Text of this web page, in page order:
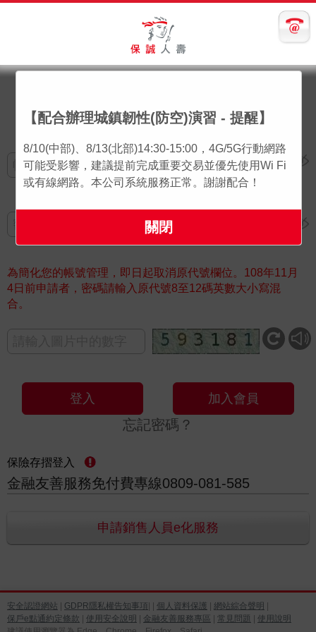
歡迎使用「保戶ｅ點通」
為簡化您的帳號管理，即日起取消原代號欄位。108年11月
4日前申請者，密碼請輸入原代號8至12碼英數大小寫混
合。
登入 加入會員
忘記密碼？
保險存摺登入
金融友善服務免付費專線0809-081-585
申請銷售人員e化服務
安全認證網站 | GDPR隱私權告知事項 | | 個人資料保護 | 網站綜合聲明 |
保戶e點通約定條款 | 使用安全說明 | 金融友善服務專區 | 常見問題 | 使用說明
【配合辦理城鎮韌性(防空)演習 - 提醒】
8/10(中部)、8/13(北部)14:30-15:00，4G/5G行動網路
可能受影響，建議提前完成重要交易並優先使用Wi Fi
或有線網路。本公司系統服務正常。謝謝配合！
關閉